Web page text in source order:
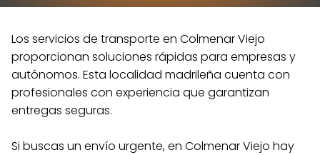
Los servicios de transporte en Colmenar Viejo
proporcionan soluciones rápidas para empresas y
autónomos. Esta localidad madrileña cuenta con
profesionales con experiencia que garantizan
entregas seguras.
Si buscas un envío urgente, en Colmenar Viejo hay